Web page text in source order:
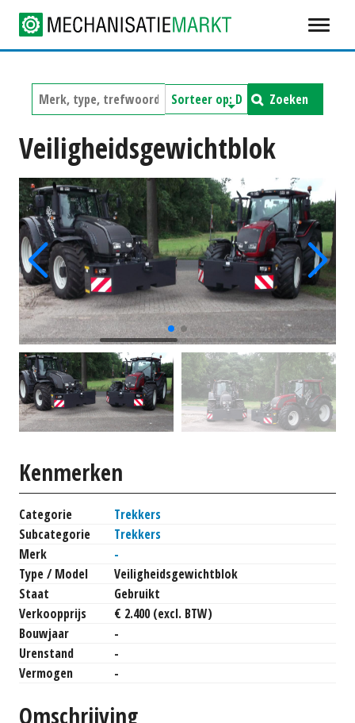
Zoeken
Veiligheidsgewichtblok
Kenmerken
Categorie
Trekkers
Subcategorie
Trekkers
Merk
-
Type / Model
Veiligheidsgewichtblok
Staat
Gebruikt
Verkoopprijs
€ 2.400 (excl. BTW)
Bouwjaar
-
Urenstand
-
Vermogen
-
Omschrijving